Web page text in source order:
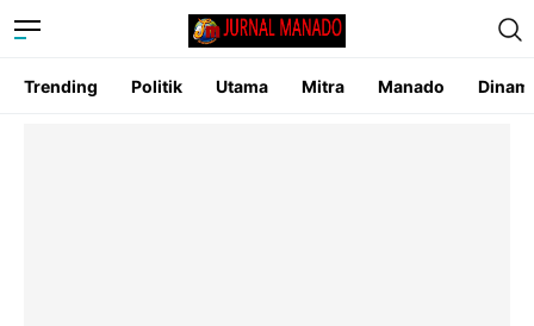
Trending Politik Utama Mitra Manado